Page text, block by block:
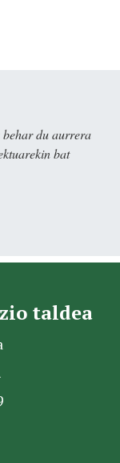
behar du aurrera
bat
taldea